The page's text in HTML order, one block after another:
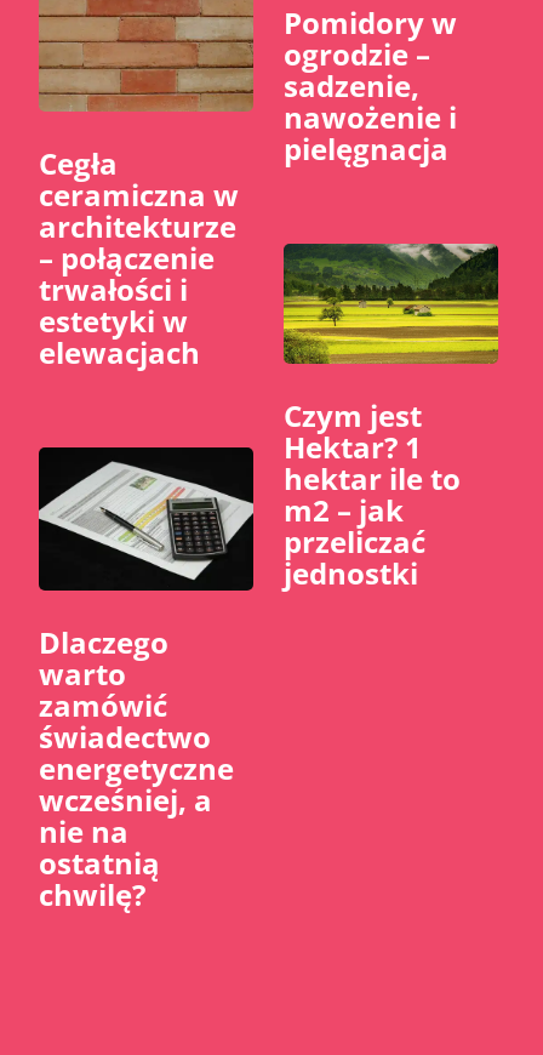
Cegła
ceramiczna w
architekturze
– połączenie
trwałości i
estetyki w
elewacjach
Dlaczego
warto
zamówić
świadectwo
energetyczne
wcześniej, a
nie na
ostatnią
chwilę?
Pomidory w
ogrodzie –
sadzenie,
nawożenie i
pielęgnacja
Czym jest
Hektar? 1
hektar ile to
m2 – jak
przeliczać
jednostki